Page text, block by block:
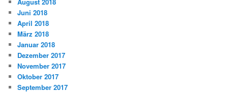
Juni 2018
April 2018
März 2018
Januar 2018
Dezember 2017
November 2017
Oktober 2017
September 2017